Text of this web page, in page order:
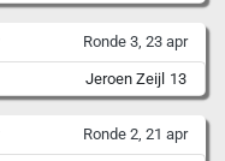
Ronde 3, 23 apr
Jeroen Zeijl 13
Ronde 2, 21 apr